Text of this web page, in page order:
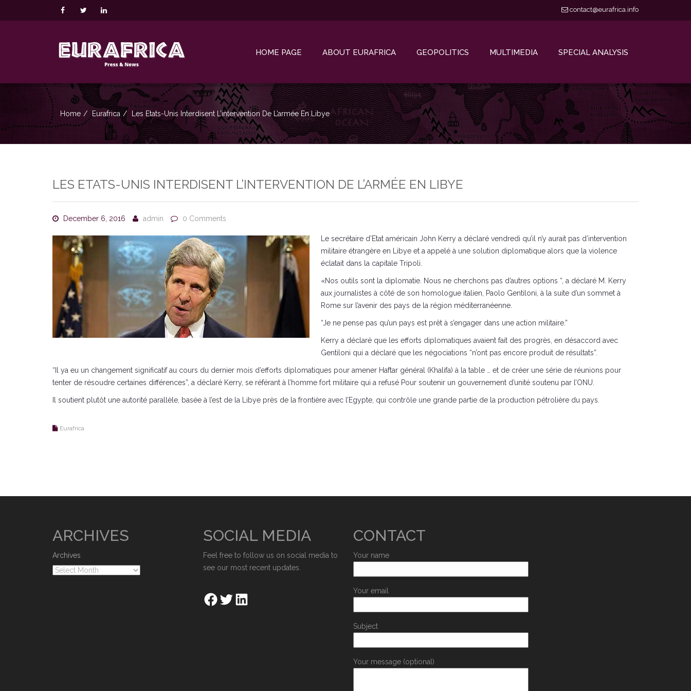
contact@eurafrica.info
HOME PAGE ABOUT EURAFRICA GEOPOLITICS MULTIMEDIA SPECIAL ANALYSIS
Home Eurafrica Les Etats-Unis Interdisent L’intervention De L’armée En Libye
LES ETATS-UNIS INTERDISENT L’INTERVENTION DE L’ARMÉE EN LIBYE
December 6, 2016 admin 0 Comments
Le secrétaire d’Etat américain John Kerry a déclaré vendredi qu’il n’y aurait pas d’intervention
militaire étrangère en Libye et a appelé à une solution diplomatique alors que la violence
éclatait dans la capitale Tripoli.
«Nos outils sont la diplomatie. Nous ne cherchons pas d’autres options “, a déclaré M. Kerry
aux journalistes à côté de son homologue italien, Paolo Gentiloni, à la suite d’un sommet à
Rome sur l’avenir des pays de la région méditerranéenne.
“Je ne pense pas qu’un pays est prêt à s’engager dans une action militaire.”
Kerry a déclaré que les efforts diplomatiques avaient fait des progrès, en désaccord avec
Gentiloni qui a déclaré que les négociations “n’ont pas encore produit de résultats”.
“Il ya eu un changement significatif au cours du dernier mois d’efforts diplomatiques pour amener Haftar général (Khalifa) à la table … et de créer une série de réunions pour
tenter de résoudre certaines différences”, a déclaré Kerry, se référant à l’homme fort militaire qui a refusé Pour soutenir un gouvernement d’unité soutenu par l’ONU.
Il soutient plutôt une autorité parallèle, basée à l’est de la Libye près de la frontière avec l’Egypte, qui contrôle une grande partie de la production pétrolière du pays.
Eurafrica
ARCHIVES
Archives
SOCIAL MEDIA
Feel free to follow us on social media to
see our most recent updates.
CONTACT
Your name
Your email
Subject
Your message (optional)